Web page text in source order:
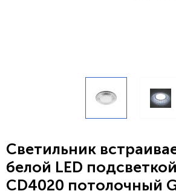
Светильник
белой LED
CD4020 потолочный